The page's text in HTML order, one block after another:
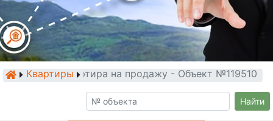
КвартирыКвартира на продажу - Объект №119510
Найти